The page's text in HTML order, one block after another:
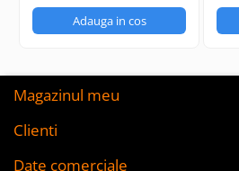
Adauga in cos
Magazinul meu
Clienti
Date comerciale